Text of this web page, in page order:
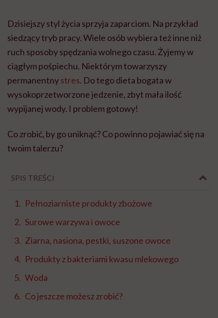
Dzisiejszy styl życia sprzyja zaparciom. Na przykład
siedzący tryb pracy. Wiele osób wybiera też inne niż
ruch sposoby spędzania wolnego czasu. Żyjemy w
ciągłym pośpiechu. Niektórym towarzyszy
permanentnystres. Do tego dieta bogata w
wysokoprzetworzone jedzenie, zbyt mała ilość
wypijanej wody. I problem gotowy!
Co zrobić, by go uniknąć? Co powinno pojawiać się na
twoim talerzu?
SPIS TREŚCI
Pełnoziarniste produkty zbożowe
Surowe warzywa i owoce
Ziarna, nasiona, pestki, suszone owoce
Produkty z bakteriami kwasu mlekowego
Woda
Co jeszcze możesz zrobić?